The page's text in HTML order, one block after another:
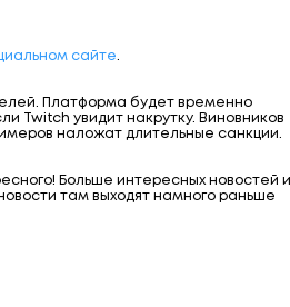
сайте.
Платформа будет временно
Twitch увидит накрутку. Виновников
наложат длительные санкции.
Больше интересных новостей и
там выходят намного раньше